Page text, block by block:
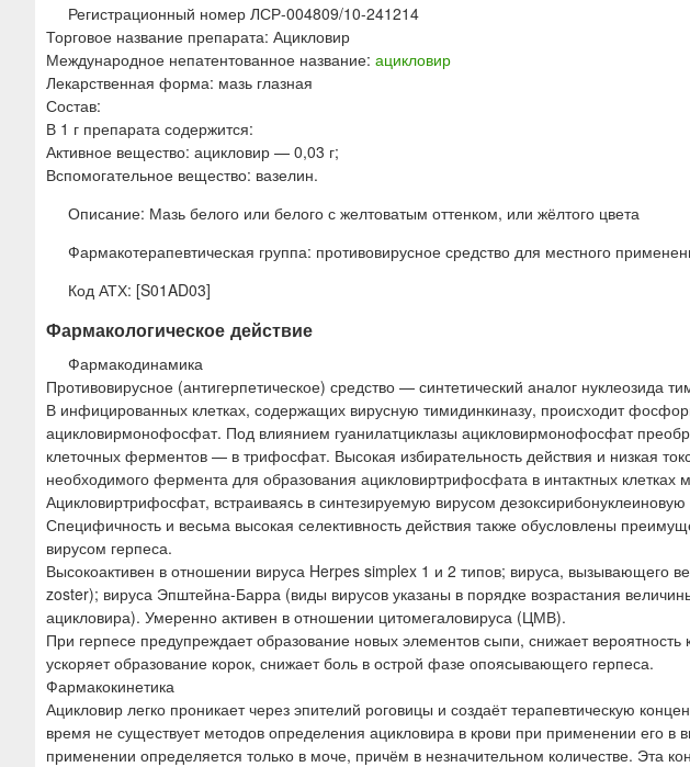
Регистрационный номер ЛСР-004809/10-241214
Торговое название препарата: Ацикловир
Международное непатентованное название: ацикловир
Лекарственная форма: мазь глазная
Состав:
В 1 г препарата содержится:
Активное вещество: ацикловир — 0,03 г;
Вспомогательное вещество: вазелин.
Описание: Мазь белого или белого с желтоватым оттенком, или жёлтого цвета
Фармакотерапевтическая группа: противовирусное средство для местного
Код АТХ: [S01AD03]
Фармакологическое действие
Фармакодинамика
Противовирусное (антигерпетическое) средство — синтетический аналог нуклеозида
В инфицированных клетках, содержащих вирусную тимидинкиназу, происходит
ацикловирмонофосфат. Под влиянием гуанилатциклазы ацикловирмонофосфат
клеточных ферментов — в трифосфат. Высокая избирательность действия и низкая
необходимого фермента для образования ацикловиртрифосфата в интактных клетках
Ацикловиртрифосфат, встраиваясь в синтезируемую вирусом
Специфичность и весьма высокая селективность действия также обусловлены
вирусом герпеса.
Высокоактивен в отношении вируса Herpes simplex 1 и 2 типов; вируса, вызывающего
zoster); вируса Эпштейна-Барра (виды вирусов указаны в порядке возрастания
ацикловира). Умеренно активен в отношении цитомегаловируса (ЦМВ).
При герпесе предупреждает образование новых элементов сыпи, снижает
ускоряет образование корок, снижает боль в острой фазе опоясывающего герпеса.
Фармакокинетика
Ацикловир легко проникает через эпителий роговицы и создаёт терапевтическую
время не существует методов определения ацикловира в крови при применении его в
применении определяется только в моче, причём в незначительном количестве. Эта